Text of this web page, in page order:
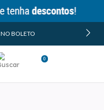
NO BOLETO
0